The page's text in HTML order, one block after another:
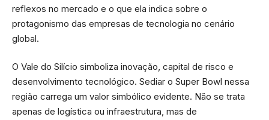
reflexos no mercado e o que ela indica sobre o
protagonismo das empresas de tecnologia no cenário
global.
O Vale do Silício simboliza inovação, capital de risco e
desenvolvimento tecnológico. Sediar o Super Bowl nessa
região carrega um valor simbólico evidente. Não se trata
apenas de logística ou infraestrutura, mas de